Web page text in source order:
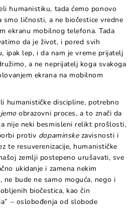
humanistiku, tada ćemo ponovo
smo ličnosti, a ne biočestice vredne
ekranu mobilnog telefona. Tada
da je život, i pored svih
ipak lep, i da nam je vreme prijatelj
a ne neprijatelj koga svakoga
ekrana na mobilnom
humanističke discipline, potrebno
obrazovni proces, a to znači da
nije neki besmisleni relikt prošlosti,
protiv dopaminskezavisnosti i
te resuverenizacije, humanističke
zemlji postepeno urušavati, sve
ukidanje i zamena nekim
bude ne samo moguća, nego i
biočestica, kao čin
– oslobođenja od slobode